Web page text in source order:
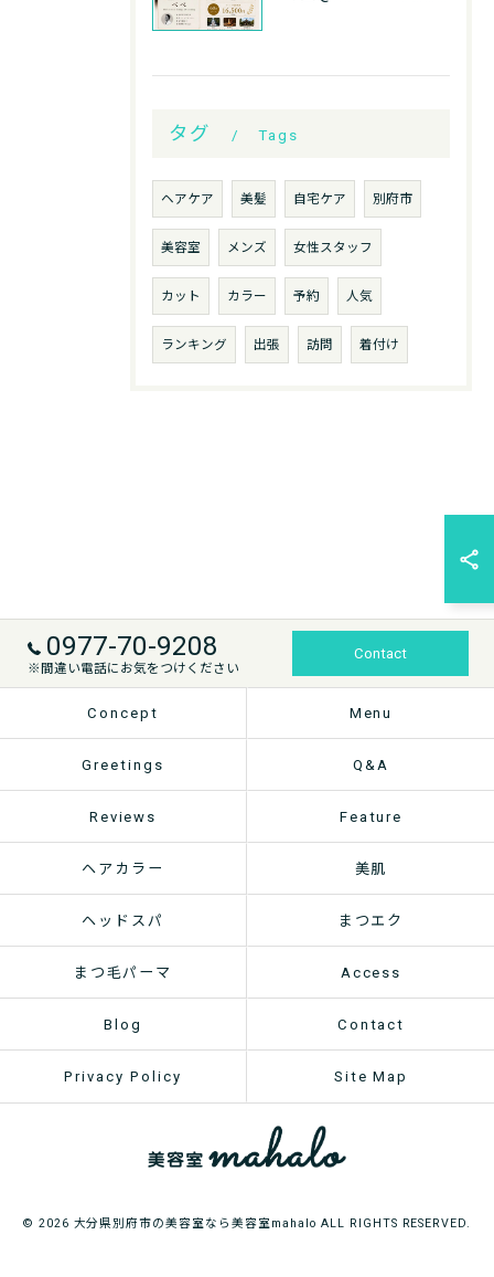
タグ Tags
ヘアケア 美髪 自宅ケア 別府市
美容室 メンズ 女性スタッフ
カット カラー 予約 人気
ランキング 出張 訪問 着付け
0977-70-9208
※間違い電話にお気をつけください
Contact
Concept Menu
Greetings Q&A
Reviews Feature
ヘアカラー 美肌
ヘッドスパ まつエク
まつ毛パーマ Access
Blog Contact
Privacy Policy Site Map
© 2026 大分県別府市の美容室なら美容室mahalo ALL RIGHTS RESERVED.